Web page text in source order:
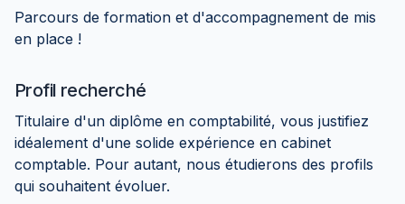
Parcours de formation et d'accompagnement de mis
en place !
Profil recherché
Titulaire d'un diplôme en comptabilité, vous justifiez
idéalement d'une solide expérience en cabinet
comptable. Pour autant, nous étudierons des profils
qui souhaitent évoluer.